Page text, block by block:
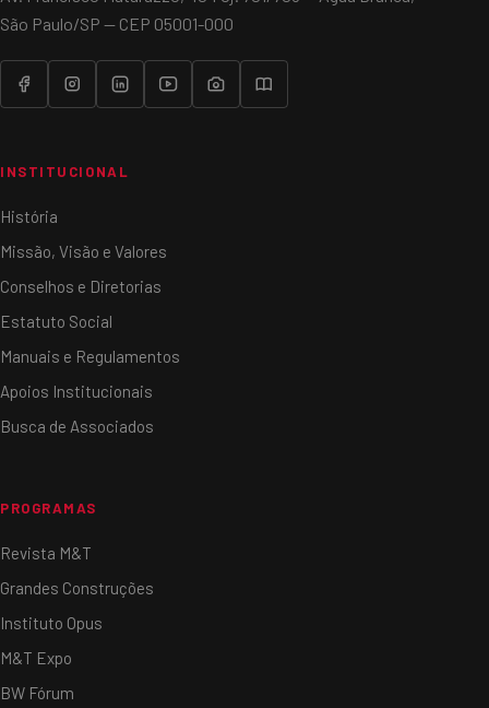
São Paulo/SP — CEP 05001-000
INSTITUCIONAL
História
Missão, Visão e Valores
Conselhos e Diretorias
Estatuto Social
Manuais e Regulamentos
Apoios Institucionais
Busca de Associados
PROGRAMAS
Revista M&T
Grandes Construções
Instituto Opus
M&T Expo
BW Fórum